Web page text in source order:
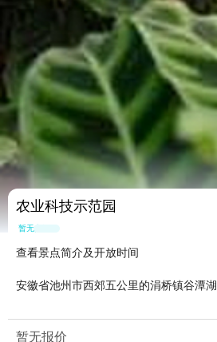
农业科技示范园
暂无点评
查看景点简介及开放时间
安徽省池州市西郊五公里的涓桥镇谷潭湖
暂无报价